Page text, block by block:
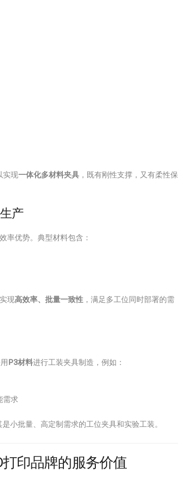
实现一体化多材料夹具 ，既有刚性支撑，又有柔性保
产
率优势。典型材料包含：
现高效率、批量一致性 ，满足多工位同时部署的需
P3材料进行工装夹具制造，例如：
需求
是小批量、高定制需求的工位夹具和实验工装。
印品牌的服务价值